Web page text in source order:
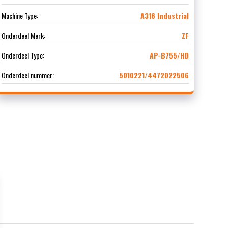
Machine Type:
A316 Industrial
Onderdeel Merk:
ZF
Onderdeel Type:
AP-B755/HD
Onderdeel nummer:
5010221/4472022506